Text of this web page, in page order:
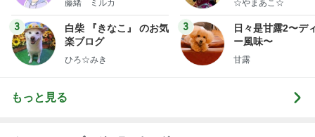
藤緒 ミルカ
3
白柴 『きなこ』 のお気
楽ブログ
ひろ☆みき
☆やまあこ☆
3
日々是甘露2〜デ
ー風味〜
甘露
もっと見る